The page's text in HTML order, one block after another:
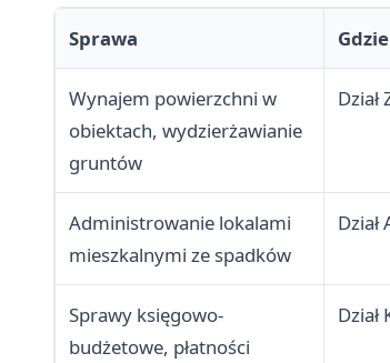
Sprawa
Wynajem powierzchni w
obiektach, wydzierżawianie
gruntów
Administrowanie lokalami
mieszkalnymi ze spadków
Sprawy księgowo-
budżetowe, płatności